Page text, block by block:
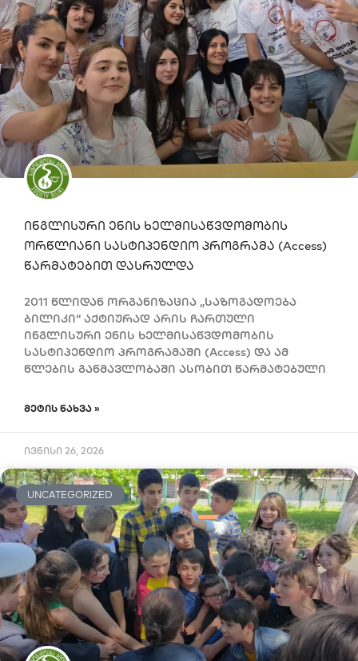
ინგლისური ენის ხელმისაწვდომობის
ორწლიანი სასტიპენდიო პროგრამა (Access)
წარმატებით დასრულდა
2011 წლიდან ორგანიზაცია „საზოგადოება
ბილიკი“ აქტიურად არის ჩართული
ინგლისური ენის ხელმისაწვდომობის
სასტიპენდიო პროგრამაში (Access) და ამ
წლების განმავლობაში ასობით წარმატებული
ᲛᲔᲢᲘᲡ ᲜᲐᲮᲕᲐ »
ივნისი 26, 2026
UNCATEGORIZED